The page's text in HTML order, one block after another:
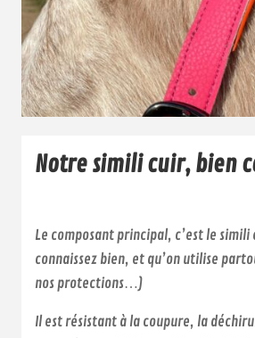
Notre simili cuir, bien
Le composant principal, c’est le simili
connaissez bien, et qu’on utilise
nos protections…)
Il est résistant à la coupure, la